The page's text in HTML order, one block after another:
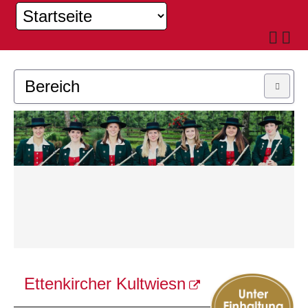
Bereich
MUSIKKAPELLE
JUGEND
Ettenkircher Kultwiesn